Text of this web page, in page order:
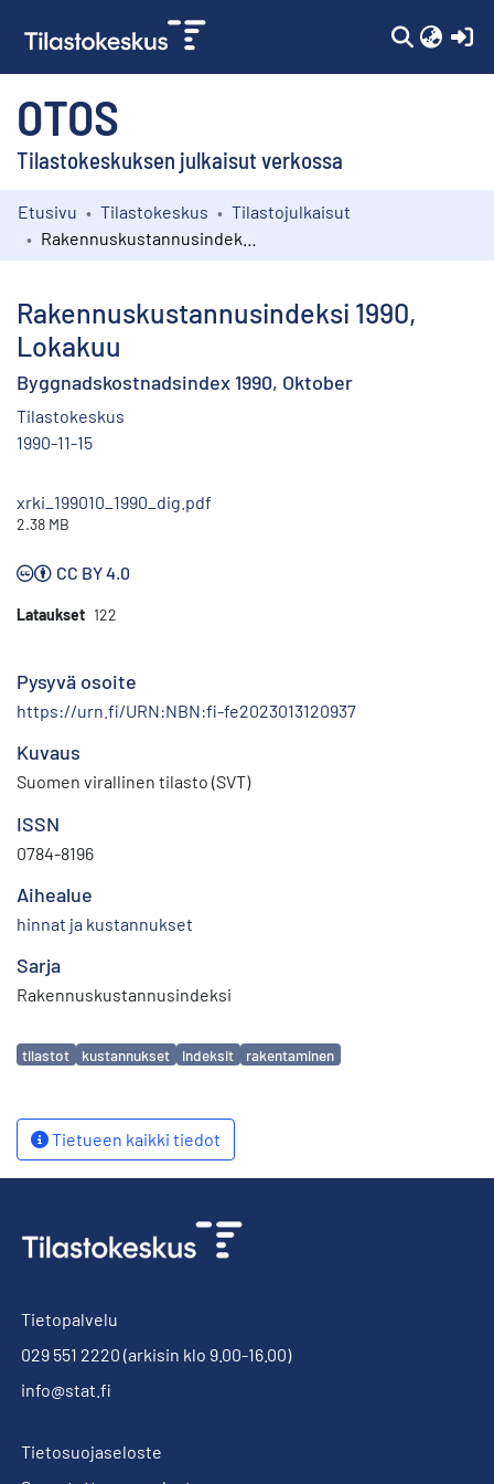
OTOS
Tilastokeskuksen julkaisut verkossa
Kokoelmat
Etusivu Tilastokeskus
Tilastojulkaisut
Rakennuskustannusindeksi 1990,
Lokakuu
Byggnadskostnadsindex 1990, Oktober
Tilastokeskus
1990-11-15
xrki_199010_1990_dig.pdf
2.38 MB
CC BY 4.0
Lataukset 122
Pysyvä osoite
https://urn.fi/URN:NBN:fi-fe2023013120937
Kuvaus
Suomen virallinen tilasto (SVT)
ISSN
0784-8196
Aihealue
hinnat ja kustannukset
Sarja
Rakennuskustannusindeksi
Avainsanat
tilastot kustannukset indeksit rakentaminen
Tietueen kaikki tiedot
Tietopalvelu
029 551 2220 (arkisin klo 9.00-16.00)
info@stat.fi
Tietosuojaseloste